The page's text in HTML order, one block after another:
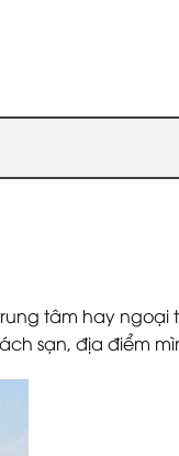
tâm hay ngoại
sạn, địa điểm